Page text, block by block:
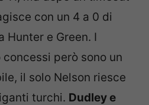
con un 4 a 0 di
Hunter e Green. I
però sono un
il solo Nelson riesce
turchi. Dudley e